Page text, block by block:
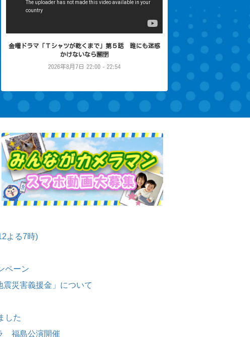
名歌詞SP！大泉 洋の
会🈑芸能人の豪邸&美
22:57 ＴＵＦお天気情報🈗
23:00
ｎｅｗｓ２３🈑【最
新】台風接近…お盆
を直撃？被災地も備
金曜ドラマ「Ｔシャツが乾くまで」第５話 誰にも迷惑
かけないなら🈖🈑
2026年8月7日 22:00 - 22:54
よる7時)
ペーン
震災害義援金」について
した
福島公演開催